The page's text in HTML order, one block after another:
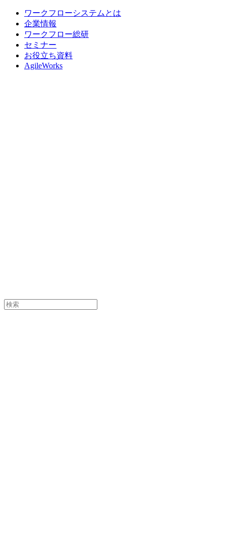
ワークフローシステムとは
企業情報
ワークフロー総研
セミナー
お役立ち資料
AgileWorks